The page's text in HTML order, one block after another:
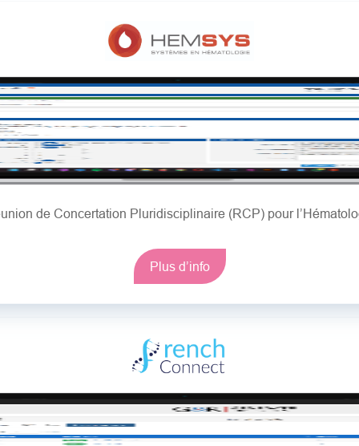
de Concertation Pluridisciplinaire (RCP) pour
Plus d’info